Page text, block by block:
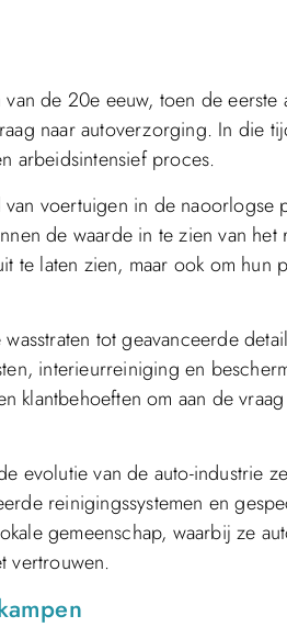
de 20e eeuw, toen de eerste
naar autoverzorging. In die
arbeidsintensief proces.
voertuigen in de
de waarde in te zien van het
laten zien, maar ook om hun
tot geavanceerde
interieurreiniging en
klantbehoeften om aan de
evolutie van de auto-industrie
reinigingssystemen en
gemeenschap, waarbij ze
vertrouwen.